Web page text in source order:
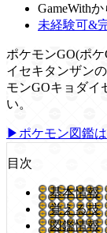
GameWith
未経験可&
ポケモンGO(ポ
イセキタンザン
モンGOキョダイ
い。
▶ポケモン図鑑
目次
基本情報
覚える技
図鑑情報